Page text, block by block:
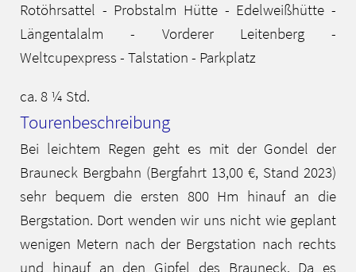
Rotöhrsattel - Probstalm Hütte - Edelweißhütte -
Längentalalm - Vorderer Leitenberg -
Weltcupexpress - Talstation - Parkplatz
ca. 8 ¼ Std.
Tourenbeschreibung
Bei leichtem Regen geht es mit der Gondel der
Brauneck Bergbahn (Bergfahrt 13,00 €, Stand 2023)
sehr bequem die ersten 800 Hm hinauf an die
Bergstation. Dort wenden wir uns nicht wie geplant
wenigen Metern nach der Bergstation nach rechts
und hinauf an den Gipfel des Brauneck. Da es